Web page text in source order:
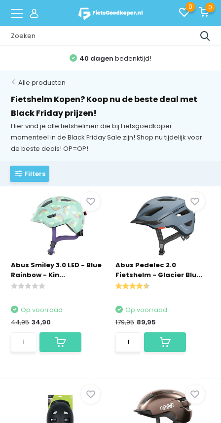
0 0
40 dagen bedenktijd!
Alle producten
Fietshelm Kopen? Koop nu de beste deal met
Black Friday prijzen!
Hier vind je alle fietshelmen die bij Fietsgoedkoper
momenteel in de Black Friday Sale zijn! Shop nu tijdelijk voor
de beste deals! OP=OP!
Filters
Abus Smiley 3.0 LED - Blue
Rainbow - Kin...
Op voorraad
44,95 34,90
Abus Pedelec 2.0
Fietshelm - Glacier Blu...
Op voorraad
179,95 89,95